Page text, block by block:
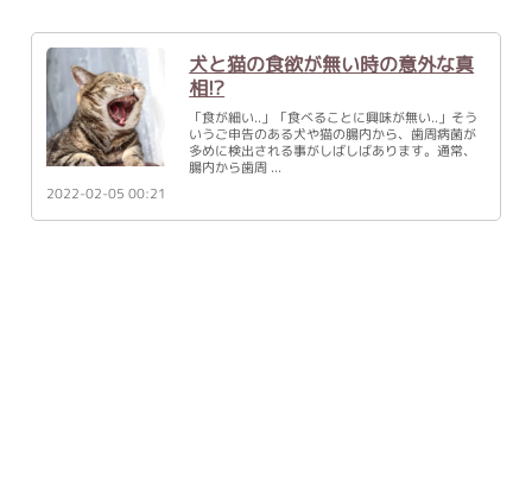
犬と猫の食欲が無い時の意外な真
相!?
「食が細い..」「食べることに興味が無い..」そう
いうご申告のある犬や猫の腸内から、歯周病菌が
多めに検出される事がしばしばあります。通常、
腸内から歯周
2022-02-05 00:21